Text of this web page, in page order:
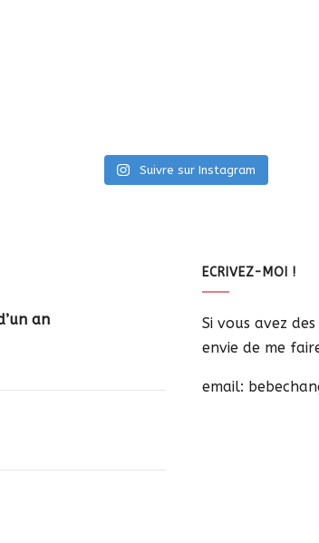
Suivre sur Instagram
an
ECRIVEZ-MOI !
Si vous avez
envie de me
email: